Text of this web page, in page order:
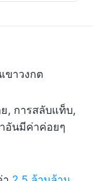
ขาวงกต
, การสลับแท็บ,
อันมีค่าค่อยๆ